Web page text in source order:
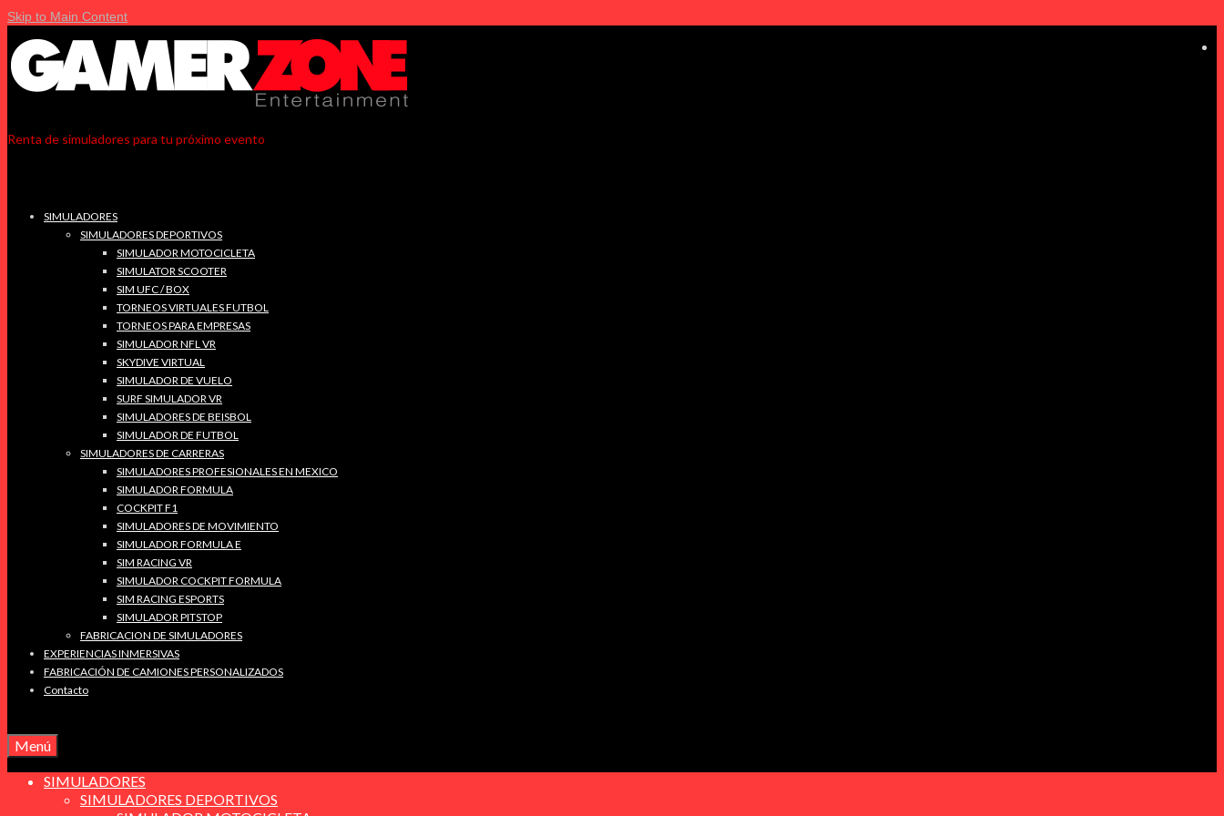
Skip to Main Content
Renta de simuladores para tu próximo evento
SIMULADORES
SIMULADORES DEPORTIVOS
SIMULADOR MOTOCICLETA
SIMULATOR SCOOTER
SIM UFC / BOX
TORNEOS VIRTUALES FUTBOL
TORNEOS PARA EMPRESAS
SIMULADOR NFL VR
SKYDIVE VIRTUAL
SIMULADOR DE VUELO
SURF SIMULADOR VR
SIMULADORES DE BEISBOL
SIMULADOR DE FUTBOL
SIMULADORES DE CARRERAS
SIMULADORES PROFESIONALES EN MEXICO
SIMULADOR FORMULA
COCKPIT F1
SIMULADORES DE MOVIMIENTO
SIMULADOR FORMULA E
SIM RACING VR
SIMULADOR COCKPIT FORMULA
SIM RACING ESPORTS
SIMULADOR PITSTOP
FABRICACION DE SIMULADORES
EXPERIENCIAS INMERSIVAS
FABRICACIÓN DE CAMIONES PERSONALIZADOS
Contacto
Menú
SIMULADORES
SIMULADORES DEPORTIVOS